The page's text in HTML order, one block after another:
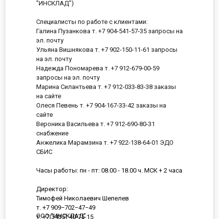
ООО "ИНСКЛАД"
"ИНСКЛАД")
Специалисты по работе с клиентами:
Галина Пузанкова т. +7 904-541-57-35 запросы на
эл. почту
Ульяна Вишнякова т. +7 902-150-11-61 запросы
на эл. почту
Надежда Пономарева т. +7 912-679-00-59
запросы на эл. почту
Марина Силантьева т. +7 912-033-83-38 заказы
на сайте
Олеся Певень т. +7 904-167-33-42 заказы на
сайте
Вероника Васильева т. +7 912-690-80-31
снабжение
Анжелика Марамзина т. +7 922-138-64-01 ЭДО
СБИС
Часы работы: пн - пт: 08.00 - 18.00 ч. МСК + 2 часа
Директор:
Тимофей Николаевич Шепелев
т. +7 909−702−47−49
т. +7(3435) 40-75-15